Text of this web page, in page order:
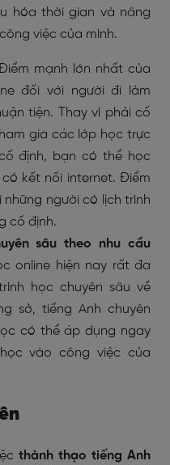
hóa thời gian và nâng
việc của mình.
mạnh lớn nhất của
đối với người đi làm
tiện. Thay vì phải cố
gia các lớp học trực
định, bạn có thể học
kết nối internet. Điểm
người có lịch trình
cố định.
sâu theo nhu cầu
online hiện nay rất đa
học chuyên sâu về
sở, tiếng Anh chuyên
có thể áp dụng ngay
vào công việc của
thành thạo tiếng Anh